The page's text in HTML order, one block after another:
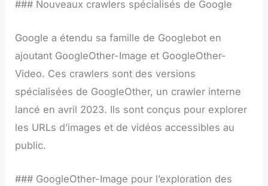
### Nouveaux crawlers spécialisés de Google
Google a étendu sa famille de Googlebot en
ajoutant GoogleOther-Image et GoogleOther-
Video. Ces crawlers sont des versions
spécialisées de GoogleOther, un crawler interne
lancé en avril 2023. Ils sont conçus pour explorer
les URLs d’images et de vidéos accessibles au
public.
### GoogleOther-Image pour l’exploration des